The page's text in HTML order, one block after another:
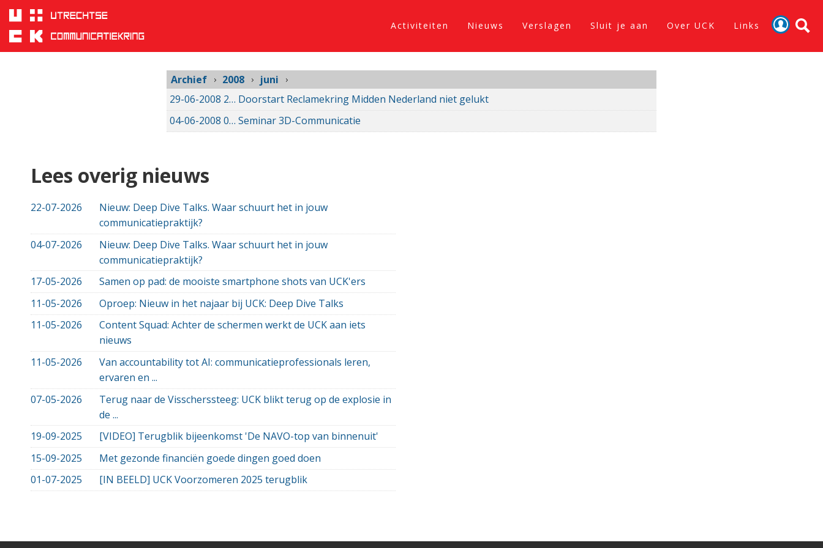
juni
2008
Sla
links
over
Spring
Activiteiten Nieuws Verslagen Sluit je aan Over UCK Links
Archief 2008
juni
29-06-2008 29-06-2008 00:00
Doorstart Reclamekring Midden Nederland niet gelukt
04-06-2008 04-06-2008 00:00 Seminar 3D-Communicatie
Lees overig nieuws
22-07-2026
Nieuw: Deep Dive Talks. Waar schuurt het in jouw
communicatiepraktijk?
04-07-2026
Nieuw: Deep Dive Talks. Waar schuurt het in jouw
communicatiepraktijk?
17-05-2026
Samen op pad: de mooiste smartphone shots van UCK'ers
11-05-2026
Oproep: Nieuw in het najaar bij UCK: Deep Dive Talks
11-05-2026
Content Squad: Achter de schermen werkt de UCK aan iets
nieuws
11-05-2026
Van accountability tot AI: communicatieprofessionals leren,
ervaren en ...
07-05-2026
Terug naar de Visscherssteeg: UCK blikt terug op de explosie in
de ...
19-09-2025
[VIDEO] Terugblik bijeenkomst 'De NAVO-top van binnenuit'
15-09-2025
Met gezonde financiën goede dingen goed doen
01-07-2025
[IN BEELD] UCK Voorzomeren 2025 terugblik